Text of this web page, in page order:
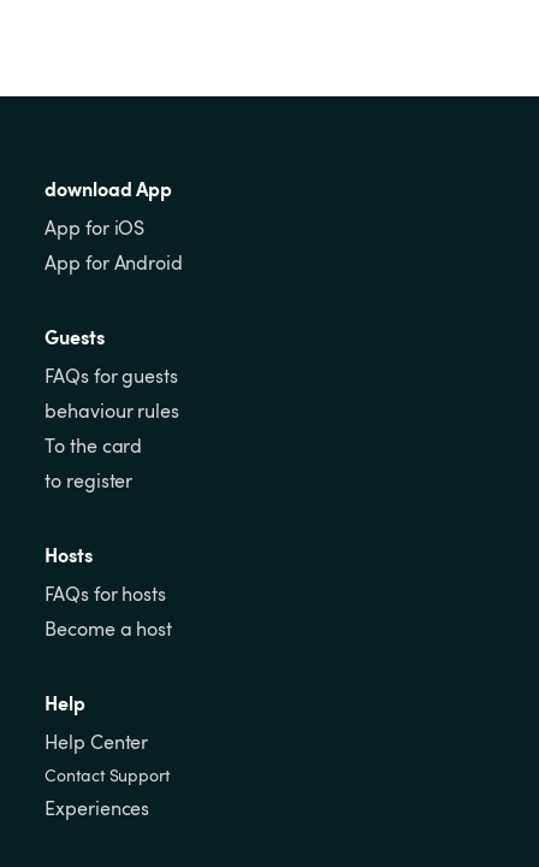
download App
App for iOS
App for Android
Guests
FAQs for guests
behaviour rules
To the card
to register
Hosts
FAQs for hosts
Become a host
Help
Help Center
Contact Support
Experiences